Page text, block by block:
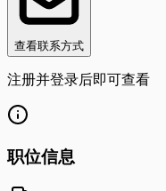
查看联系方式
注册并登录后即可查看
职位信息